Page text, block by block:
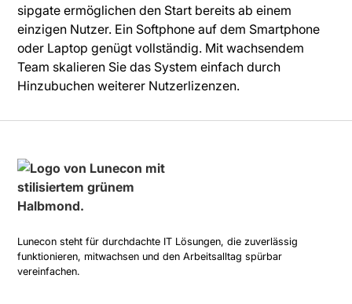
sipgate ermöglichen den Start bereits ab einem
einzigen Nutzer. Ein Softphone auf dem Smartphone
oder Laptop genügt vollständig. Mit wachsendem
Team skalieren Sie das System einfach durch
Hinzubuchen weiterer Nutzerlizenzen.
Lunecon steht für durchdachte IT Lösungen, die zuverlässig
funktionieren, mitwachsen und den Arbeitsalltag spürbar
vereinfachen.